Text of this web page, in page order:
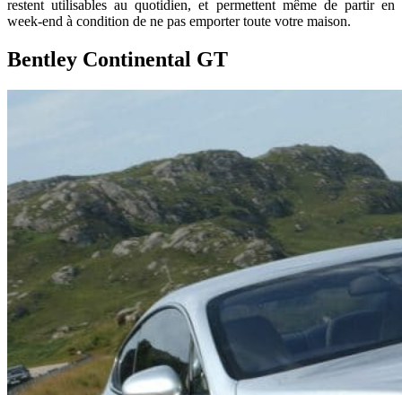
restent utilisables au quotidien, et permettent même de partir en
week-end à condition de ne pas emporter toute votre maison.
Bentley Continental GT